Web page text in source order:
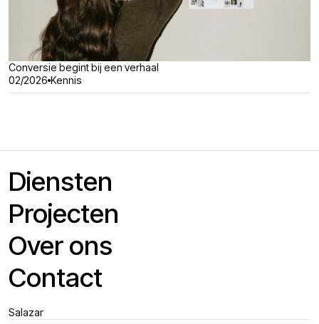
Conversie begint bij een verhaal
02/2026 Kennis
Diensten
Projecten
Over ons
Contact
Salazar